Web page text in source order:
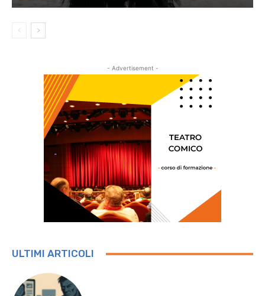
- Advertisement -
ULTIMI ARTICOLI